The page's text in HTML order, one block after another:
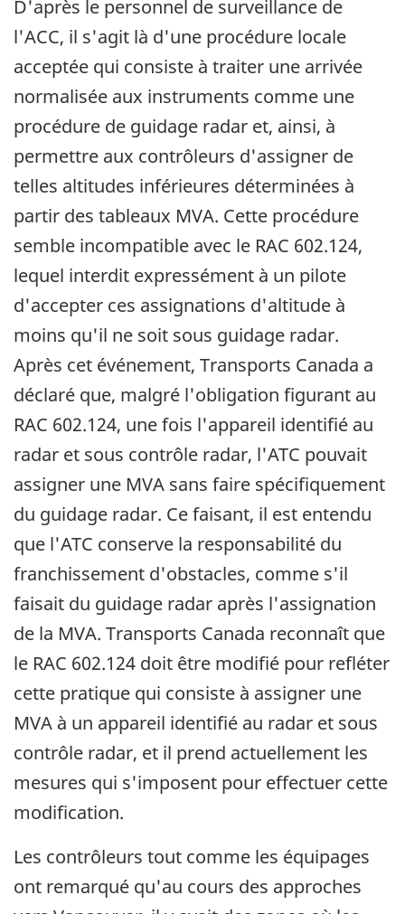
D'après le personnel de surveillance de
l'ACC, il s'agit là d'une procédure locale
acceptée qui consiste à traiter une arrivée
normalisée aux instruments comme une
procédure de guidage radar et, ainsi, à
permettre aux contrôleurs d'assigner de
telles altitudes inférieures déterminées à
partir des tableaux MVA. Cette procédure
semble incompatible avec le RAC 602.124,
lequel interdit expressément à un pilote
d'accepter ces assignations d'altitude à
moins qu'il ne soit sous guidage radar.
Après cet événement, Transports Canada a
déclaré que, malgré l'obligation figurant au
RAC 602.124, une fois l'appareil identifié au
radar et sous contrôle radar, l'ATC pouvait
assigner une MVA sans faire spécifiquement
du guidage radar. Ce faisant, il est entendu
que l'ATC conserve la responsabilité du
franchissement d'obstacles, comme s'il
faisait du guidage radar après l'assignation
de la MVA. Transports Canada reconnaît que
le RAC 602.124 doit être modifié pour refléter
cette pratique qui consiste à assigner une
MVA à un appareil identifié au radar et sous
contrôle radar, et il prend actuellement les
mesures qui s'imposent pour effectuer cette
modification.
Les contrôleurs tout comme les équipages
ont remarqué qu'au cours des approches